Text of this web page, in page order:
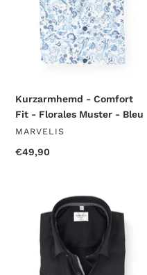
Muster
Kurzarmhemd - Comfort
Fit - Florales Muster - Bleu
VENDOR
MARVELIS
Regular
€49,90
Modern
Einfarbig